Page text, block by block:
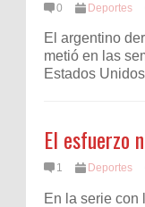
0 Deportes
El argentino
metió en las
Estados
El esfuerzo
1 Deportes
En la serie con